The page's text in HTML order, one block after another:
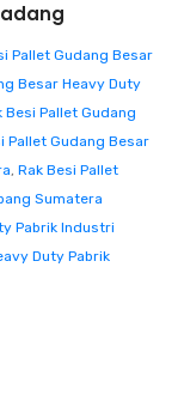
Pallet Gudang Besar
Besar Heavy Duty
Besi Pallet Gudang
Pallet Gudang Besar
, Rak Besi Pallet
Sumatera
Pabrik Industri
Duty Pabrik